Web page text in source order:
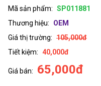
Mã sản phẩm: SP011881
Thương hiệu:
OEM
Giá thị trường: 105,000đ
Tiết kiệm: 40,000đ
Giá bán: 65,000đ